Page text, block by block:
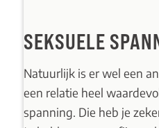
SEKSUELE
Natuurlijk is er wel een
een relatie heel
spanning. Die heb je